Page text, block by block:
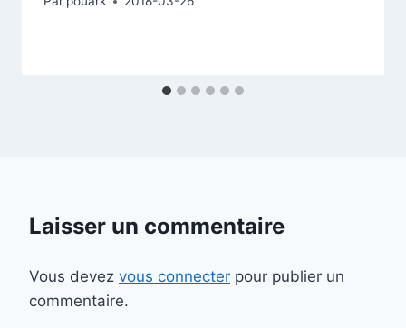
Laisser un commentaire
Vous devez vous connecter pour publier un
commentaire.